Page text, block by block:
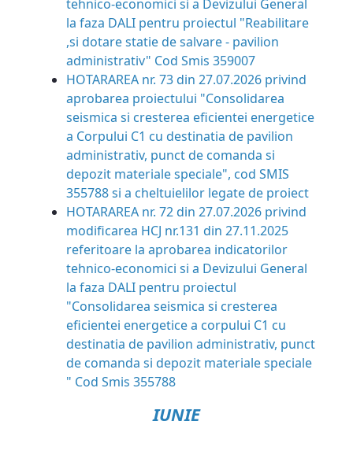
tehnico-economici si a Devizului General
la faza DALI pentru proiectul "Reabilitare
,si dotare statie de salvare - pavilion
administrativ" Cod Smis 359007
HOTARAREA nr. 73 din 27.07.2026 privind
aprobarea proiectului "Consolidarea
seismica si cresterea eficientei energetice
a Corpului C1 cu destinatia de pavilion
administrativ, punct de comanda si
depozit materiale speciale", cod SMIS
355788 si a cheltuielilor legate de proiect
HOTARAREA nr. 72 din 27.07.2026 privind
modificarea HCJ nr.131 din 27.11.2025
referitoare la aprobarea indicatorilor
tehnico-economici si a Devizului General
la faza DALI pentru proiectul
"Consolidarea seismica si cresterea
eficientei energetice a corpului C1 cu
destinatia de pavilion administrativ, punct
de comanda si depozit materiale speciale
" Cod Smis 355788
IUNIE